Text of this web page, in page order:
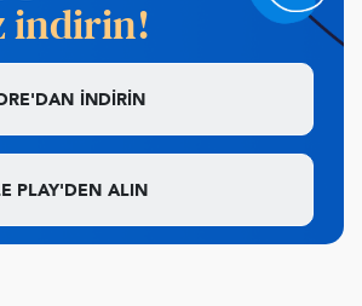
indirin!
İNDİRİN
PLAY'DEN ALIN